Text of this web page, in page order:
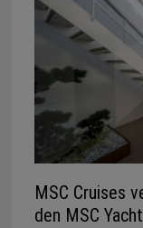
MSC Cruises
den MSC